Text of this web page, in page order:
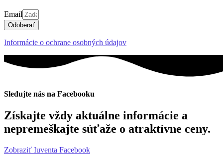
Email
Odoberať
Informácie o ochrane osobných údajov
Sledujte nás na Facebooku
Získajte vždy aktuálne informácie a
nepremeškajte súťaže o atraktívne ceny.
Zobraziť Iuventa Facebook